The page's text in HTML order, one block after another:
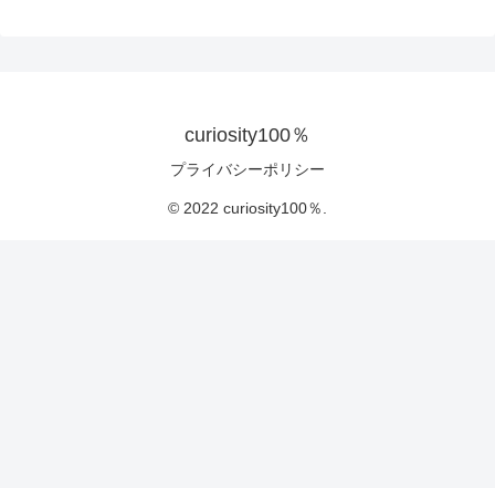
curiosity100％
プライバシーポリシー
© 2022 curiosity100％.